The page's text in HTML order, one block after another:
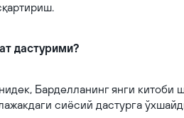
дастурими?
Барделланинг янги
сиёсий дастурга